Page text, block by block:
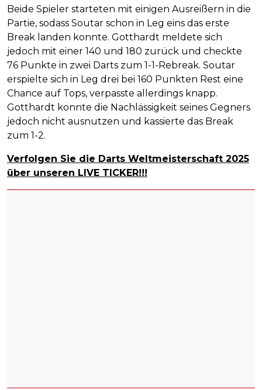
Beide Spieler starteten mit einigen Ausreißern in die
Partie, sodass Soutar schon in Leg eins das erste
Break landen konnte. Gotthardt meldete sich
jedoch mit einer 140 und 180 zurück und checkte
76 Punkte in zwei Darts zum 1-1-Rebreak. Soutar
erspielte sich in Leg drei bei 160 Punkten Rest eine
Chance auf Tops, verpasste allerdings knapp.
Gotthardt konnte die Nachlässigkeit seines Gegners
jedoch nicht ausnutzen und kassierte das Break
zum 1-2.
Verfolgen Sie die Darts Weltmeisterschaft 2025
über unseren LIVE TICKER!!!